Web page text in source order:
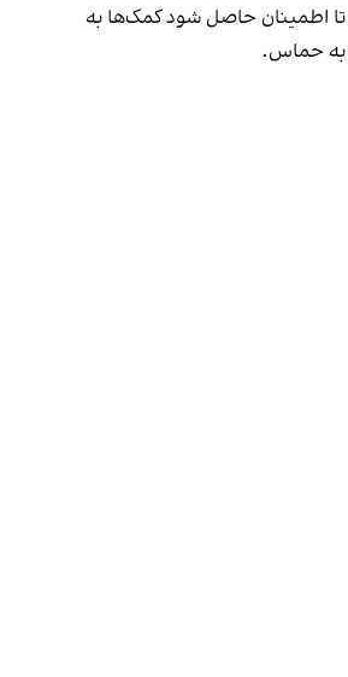
اطمینان حاصل شود کمک‌ها به
به حماس.